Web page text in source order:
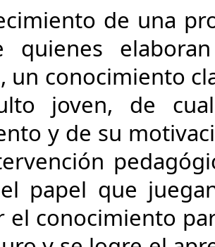
de una
quienes
un conocimiento
joven, de
y de su
papel que
el conocimiento